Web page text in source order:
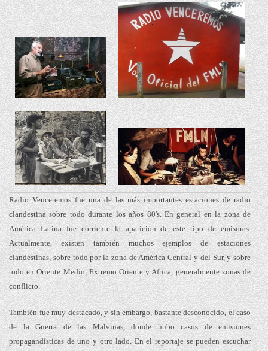
Radio Venceremos fue una de las más importantes estaciones de radio
clandestina sobre todo durante los años 80's. En general en la zona de
América Latina fue corriente la aparición de este tipo de emisoras.
Actualmente, existen también muchos ejemplos de estaciones
clandestinas, sobre todo por la zona de América Central y del Sur, y sobre
todo en Oriente Medio, Extremo Oriente y Africa, generalmente zonas de
conflicto.
También fue muy destacado, y sin embargo, bastante desconocido, el caso
de la Guerra de las Malvinas, donde hubo casos de emisiones
propagandísticas de uno y otro lado. En el reportaje se pueden escuchar